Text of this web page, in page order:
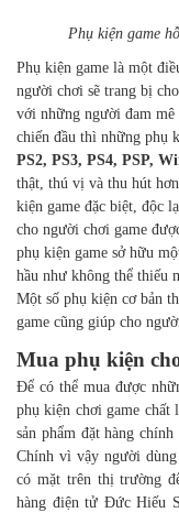
Phụ kiện game
Phụ kiện game là một
người chơi sẽ trang bị
với những người đam mê
chiến đầu thì những phụ
PS2, PS3, PS4, PSP,
thật, thú vị và thu hút
kiện game đặc biệt, độc
cho người chơi game
phụ kiện game sở hữu
hầu như không thể thiếu
Một số phụ kiện cơ bản
game cũng giúp cho
Mua phụ kiện
Để có thể mua được
phụ kiện chơi game
sản phẩm đặt hàng
Chính vì vậy người
có mặt trên thị trường
hàng điện tử Đức Hiếu